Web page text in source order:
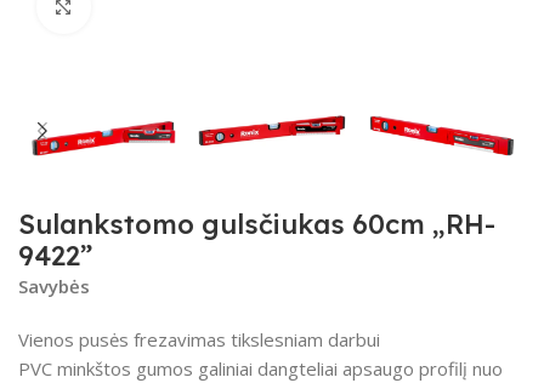
Sulankstomo gulsčiukas 60cm „RH-
9422”
Savybės
Vienos pusės frezavimas tikslesniam darbui
PVC minkštos gumos galiniai dangteliai apsaugo profilį nuo